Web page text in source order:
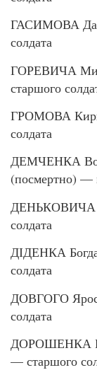
ГАСИМОВА
солдата
ГОРЕВИЧА
старшого
ГРОМОВА
солдата
ДЕМЧЕНКА
(посмертно) —
ДЕНЬКОВИЧА
солдата
ДІДЕНКА
солдата
ДОВГОГО
солдата
ДОРОШЕНКА
— старшого